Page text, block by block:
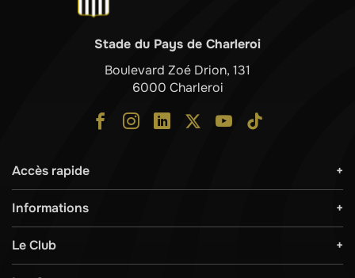
Stade du Pays de Charleroi
Boulevard Zoé Drion, 131
6000 Charleroi
Accès rapide
Informations
Le Club